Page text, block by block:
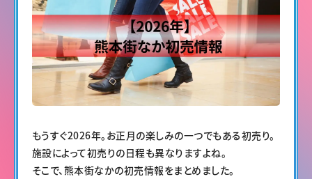
もうすぐ2026年。お正月の楽しみの一つでもある初売り。
施設によって初売りの日程も異なりますよね。
そこで、熊本街なかの初売情報をまとめました。